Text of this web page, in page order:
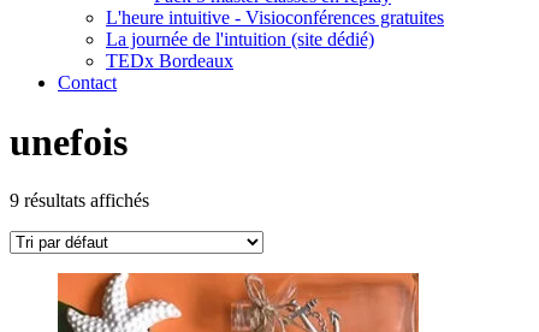
L'heure intuitive - Visioconférences gratuites
La journée de l'intuition (site dédié)
TEDx Bordeaux
Contact
unefois
9 résultats affichés